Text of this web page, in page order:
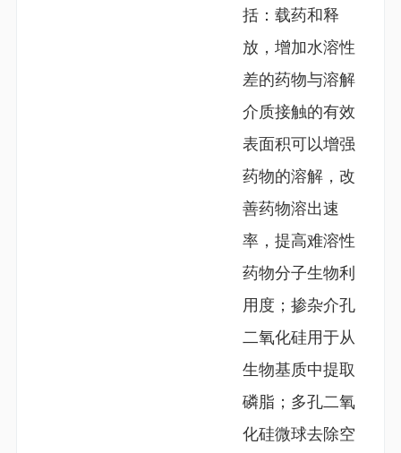
括：载药和释
放，增加水溶性
差的药物与溶解
介质接触的有效
表面积可以增强
药物的溶解，改
善药物溶出速
率，提高难溶性
药物分子生物利
用度；掺杂介孔
二氧化硅用于从
生物基质中提取
磷脂；多孔二氧
化硅微球去除空